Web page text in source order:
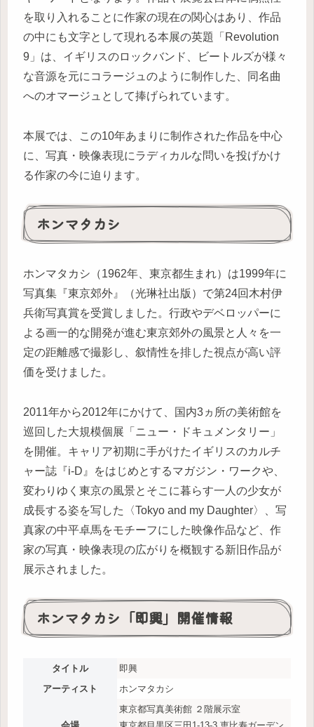
を取り入れることに作家の現在の関心はあり、作品
の中にも文字として現れる本展の英題「Revolution
9」は、イギリスのロックバンド、ビートルズが様々
な音源を元にコラージュのように制作した、同名曲
へのオマージュとして捧げられています。
本展では、この10年あまりに制作された作品を中心
に、写真・映像表現にラディカルな問いを投げかけ
る作家の今に迫ります。
ホンマタカシ
ホンマタカシ（1962年、東京都生まれ）は1999年に
写真集『東京郊外』（光琳社出版）で第24回木村伊
兵衛写真賞を受賞しました。行政やデベロッパーに
よる画一的な開発が進む東京郊外の風景と人々を一
定の距離感で撮影し、叙情性を排した視点が高い評
価を受けました。
2011年から2012年にかけて、国内3ヵ所の美術館を
巡回した大規模個展「ニュー・ドキュメンタリー」
を開催。キャリア初期に手がけたイギリスのカルチ
ャー誌『i-D』をはじめとするマガジン・ワークや、
変わりゆく東京の風景とそこに暮らす一人の少女が
成長する姿を写した〈Tokyo and my Daughter〉、写
真家の中平卓馬をモチーフにした映像作品など、作
家の写真・映像表現の広がりを概観する新旧作品が
展示されました。
ホンマタカシ「即興」開催情報
タイトル
即興
アーティスト
ホンマタカシ
東京都写真美術館 ２階展示室